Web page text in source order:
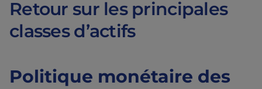
Retour sur les principales
classes d’actifs
Politique monétaire des